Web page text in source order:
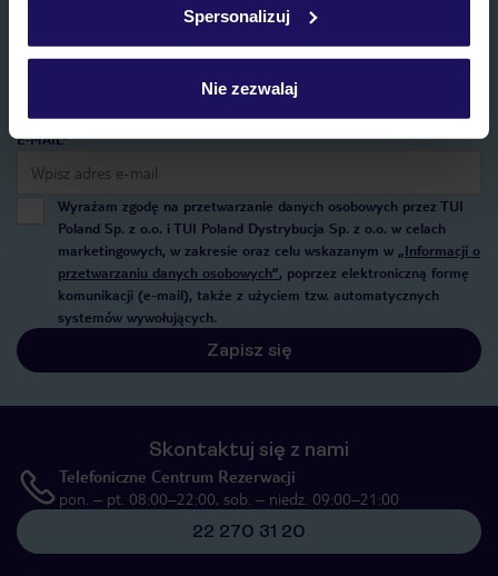
Spersonalizuj
Nie zezwalaj
IMIĘ*
E-MAIL*
Wyrażam zgodę na przetwarzanie danych osobowych przez TUI
Poland Sp. z o.o. i TUI Poland Dystrybucja Sp. z o.o. w celach
marketingowych, w zakresie oraz celu wskazanym w „Informacji o
przetwarzaniu danych osobowych”, poprzez elektroniczną formę
komunikacji (e-mail), także z użyciem tzw. automatycznych
systemów wywołujących.
Zapisz się
Skontaktuj się z nami
Telefoniczne Centrum Rezerwacji
pon. – pt. 08:00–22:00, sob. – niedz. 09:00–21:00
22 270 31 20